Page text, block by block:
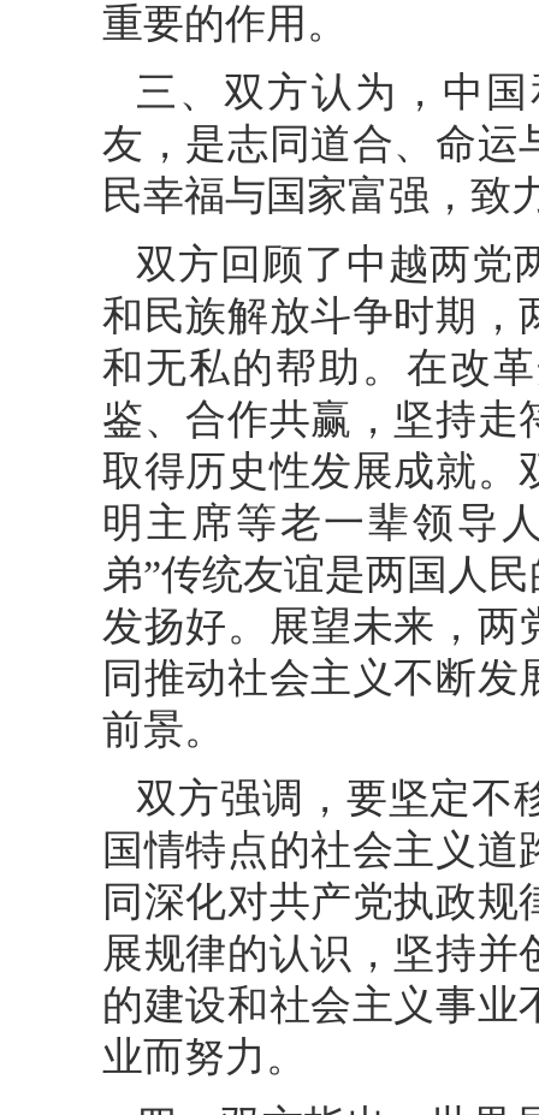
重要的作用。
三、双方认为，中
友，是志同道合、命运
民幸福与国家富强，致
双方回顾了中越两党
和民族解放斗争时期，
和无私的帮助。在改
鉴、合作共赢，坚持走
取得历史性发展成就。
明主席等老一辈领导
弟”传统友谊是两国人
发扬好。展望未来，两
同推动社会主义不断
前景。
双方强调，要坚定不
国情特点的社会主义
同深化对共产党执政
展规律的认识，坚持
的建设和社会主义事业
业而努力。